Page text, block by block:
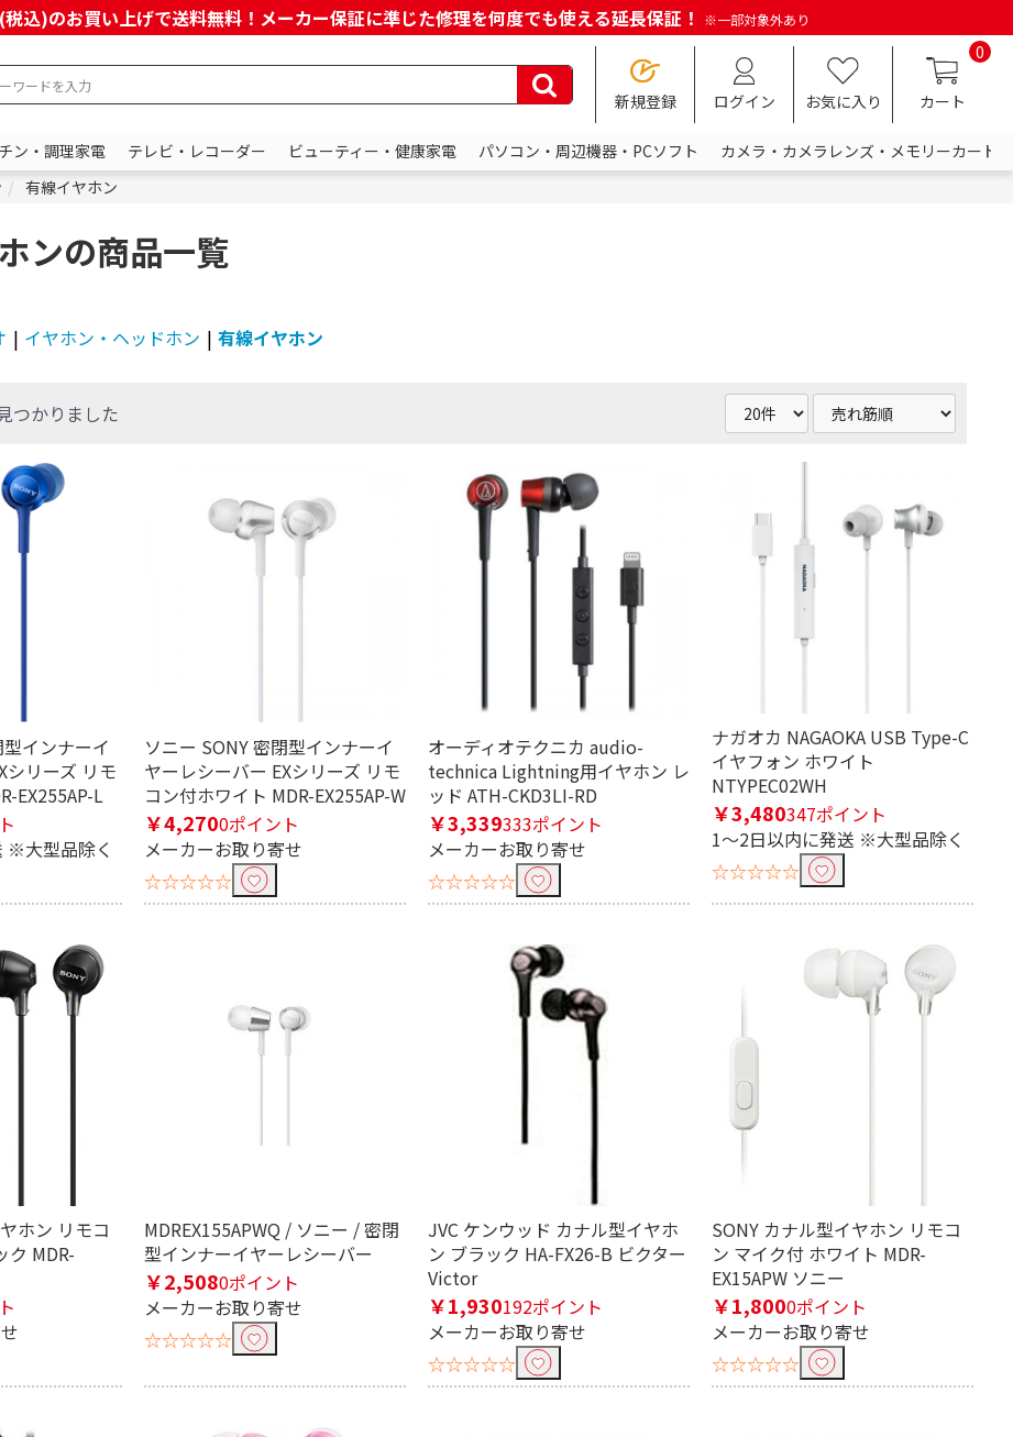
込)のお買い上げで送料無料！メーカー保証に準じた修理を何度でも使える延長保証！ ※一部対象外あり
新規登録 ログイン お気に入り
0
カート
ン・調理家電 テレビ・レコーダー ビューティー・健康家電 パソコン・周辺機器・PCソフト
カメラ・カメラレンズ・メモリーカード
有線イヤホン
ンの商品一覧
| イヤホン・ヘッドホン | 有線イヤホン
つかりました
インナーイ
シリーズ リモ
EX255AP-L
※大型品除く
ソニー SONY 密閉型インナーイ
ヤーレシーバー EXシリーズ リモ
コン付ホワイト MDR-EX255AP-W
￥4,2700ポイント
メーカーお取り寄せ
☆☆☆☆☆
オーディオテクニカ audio-
technica Lightning用イヤホン レ
ッド ATH-CKD3LI-RD
￥3,339333ポイント
メーカーお取り寄せ
☆☆☆☆☆
ナガオカ NAGAOKA USB Type-C
イヤフォン ホワイト
NTYPEC02WH
￥3,480347ポイント
1～2日以内に発送 ※大型品除く
☆☆☆☆☆
ホン リモコ
ク MDR-
MDREX155APWQ / ソニー / 密閉
型インナーイヤーレシーバー
￥2,5080ポイント
メーカーお取り寄せ
☆☆☆☆☆
JVC ケンウッド カナル型イヤホ
ン ブラック HA-FX26-B ビクター
Victor
￥1,930192ポイント
メーカーお取り寄せ
☆☆☆☆☆
SONY カナル型イヤホン リモコ
ン マイク付 ホワイト MDR-
EX15APW ソニー
￥1,8000ポイント
メーカーお取り寄せ
☆☆☆☆☆
条件で絞り込む
定したワードを除外して検索します。
円
ソラ）